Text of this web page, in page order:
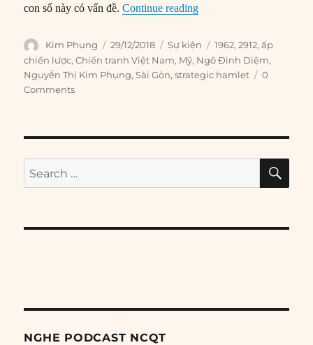
con số này có vấn đề.Continue reading“29/12/1962: Sài Gòn
Author
Kim Phụng
Posted
on
29/12/2018 Categories
Sự kiện Tags
1962,2912,ấp
chiến lược,Chiến tranh Việt Nam, Mỹ, Ngô Đình Diệm,
Nguyễn Thị Kim Phụng,Sài Gòn,strategic hamlet
0
Comments
Search
for:
NGHE PODCAST NCQT